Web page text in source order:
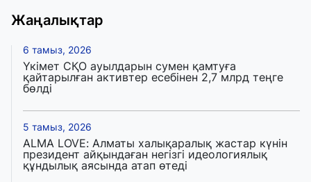
Жаңалықтар
6 тамыз, 2026
Үкімет СҚО ауылдарын сумен қамтуға
қайтарылған активтер есебінен 2,7 млрд теңге
бөлді
5 тамыз, 2026
ALMA LOVE: Алматы халықаралық жастар күнін
президент айқындаған негізгі идеологиялық
құндылық аясында атап өтеді